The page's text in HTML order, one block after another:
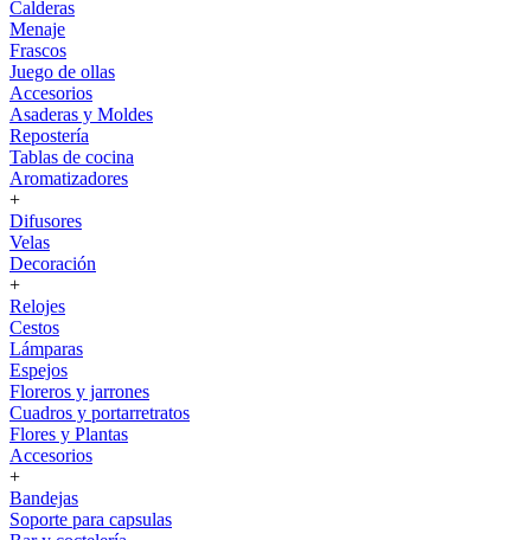
Calderas
Menaje
Frascos
Juego de ollas
Accesorios
Asaderas y Moldes
Repostería
Tablas de cocina
Aromatizadores
+
Difusores
Velas
Decoración
+
Relojes
Cestos
Lámparas
Espejos
Floreros y jarrones
Cuadros y portarretratos
Flores y Plantas
Accesorios
+
Bandejas
Soporte para capsulas